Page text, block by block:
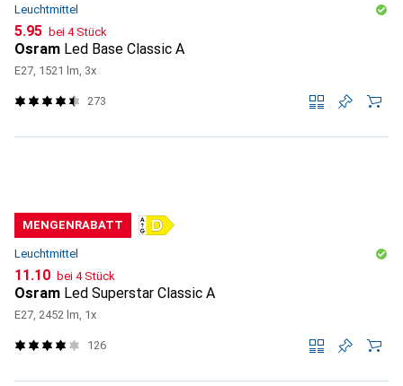
Leuchtmittel
CHF
5.95 bei 4 Stück
Osram Led Base Classic A
E27, 1521 lm, 3x
273
MENGENRABATT
Leuchtmittel
CHF
11.10 bei 4 Stück
Osram Led Superstar Classic A
E27, 2452 lm, 1x
126